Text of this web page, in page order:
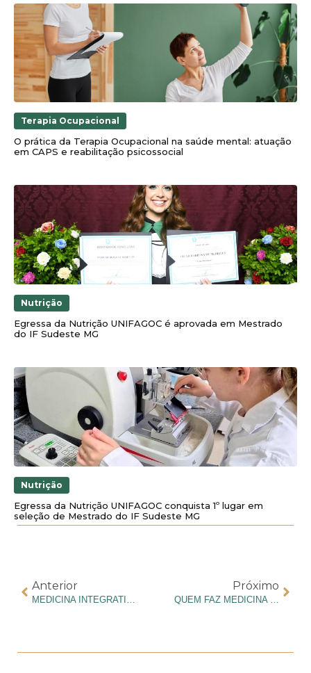
Terapia Ocupacional
O prática da Terapia Ocupacional na saúde mental: atuação
em CAPS e reabilitação psicossocial
Nutrição
Egressa da Nutrição UNIFAGOC é aprovada em Mestrado
do IF Sudeste MG
Nutrição
Egressa da Nutrição UNIFAGOC conquista 1º lugar em
seleção de Mestrado do IF Sudeste MG
Anterior Próximo